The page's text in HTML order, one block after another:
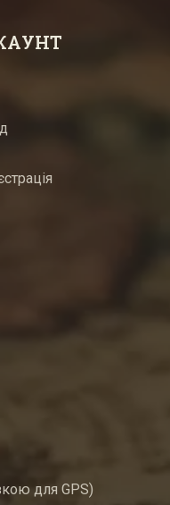
для GPS)